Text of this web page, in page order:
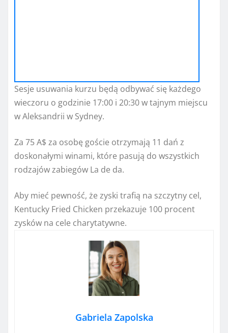
Sesje usuwania kurzu będą odbywać się każdego
wieczoru o godzinie 17:00 i 20:30 w tajnym miejscu
w Aleksandrii w Sydney.
Za 75 A$ za osobę goście otrzymają 11 dań z
doskonałymi winami, które pasują do wszystkich
rodzajów zabiegów La de da.
Aby mieć pewność, że zyski trafią na szczytny cel,
Kentucky Fried Chicken przekazuje 100 procent
zysków na cele charytatywne.
Gabriela Zapolska